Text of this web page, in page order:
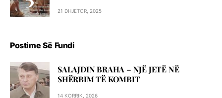
21 DHJETOR, 2025
Postime Së Fundi
SALAJDIN BRAHA – NJЁ JETЁ NЁ
SHЁRBIM TЁ KOMBIT
14 KORRIK, 2026